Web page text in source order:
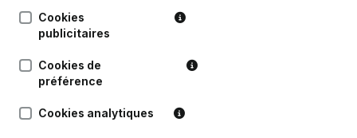
Cookies
publicitaires
Cookies de
préférence
Cookies analytiques
Compliance et prévention
de la fraude
Consulter des comptes